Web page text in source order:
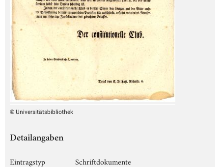
© Universitätsbibliothek
Detailangaben
Eintragstyp
Schriftdokumente